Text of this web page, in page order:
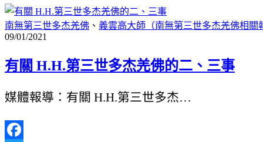
南無第三世多杰羌佛 、 義雲高大師（南無第三世多杰羌佛相關
09/01/2021
有關 H.H.第三世多杰羌佛的二、三事
媒體報導：有關 H.H.第三世多杰…